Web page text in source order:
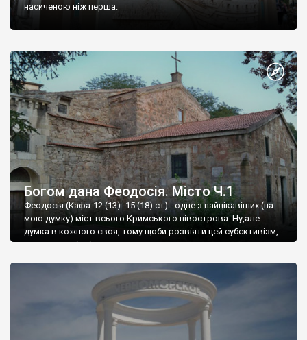
насиченою ніж перша.
Богом дана Феодосія. Місто Ч.1
Феодосія (Кафа-12 (13) -15 (18) ст) - одне з найцікавіших (на
мою думку) міст всього Кримського півострова .Ну,але
думка в кожного своя, тому щоби розвіяти цей субєктивізм,
запрошую відвідати це